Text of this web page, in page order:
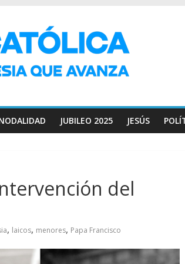
JUBILEO 2025 JESÚS
del
, laicos, menores, Papa Francisco